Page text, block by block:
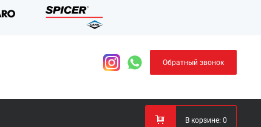
Обратный звонок
В корзине: 0